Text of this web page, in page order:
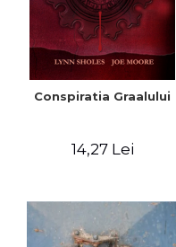
Conspiratia Graalului
14,27 Lei